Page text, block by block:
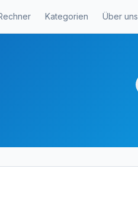
Kategorien Über uns